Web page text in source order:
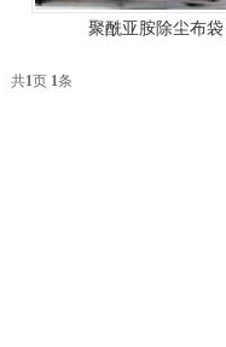
聚酰亚胺除尘布袋
共1页 1条